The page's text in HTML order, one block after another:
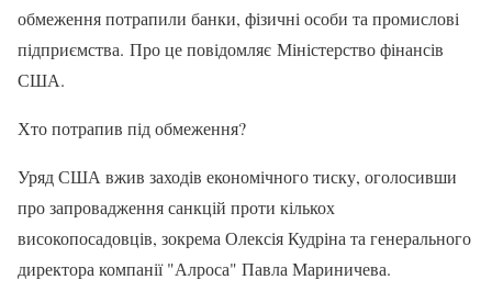
обмеження потрапили банки, фізичні особи та промислові
підприємства. Про це повідомляє Міністерство фінансів
США.
Хто потрапив під обмеження?
Уряд США вжив заходів економічного тиску, оголосивши
про запровадження санкцій проти кількох
високопосадовців, зокрема Олексія Кудріна та генерального
директора компанії "Алроса" Павла Мариничева.